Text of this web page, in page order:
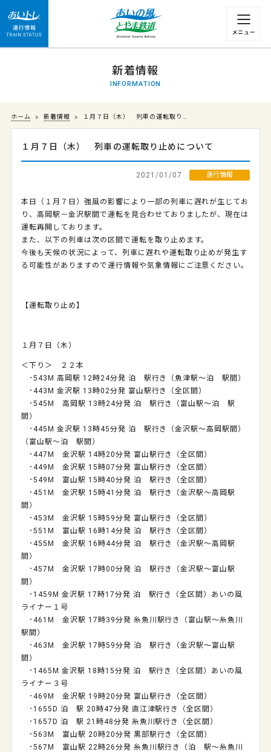
運行情報 列車の遅れ情報等についてはこちら
新着情報
INFORMATION
ホーム 新着情報 １月７日（木） 列車の運転取り…
１月７日（木） 列車の運転取り止めについて
2021/01/07 運行情報
本日（１月７日）強風の影響により一部の列車に遅れが生じてお
り、高岡駅－金沢駅間で運転を見合わせておりましたが、現在は
運転再開しております。
また、以下の列車は次の区間で運転を取り止めます。
今後も天候の状況によって、列車に遅れや運転取り止めが発生す
る可能性がありますので運行情報や気象情報にご注意ください。
【運転取り止め】
１月７日（木）
＜下り＞ ２２本
･543M 高岡駅 12時24分発 泊 駅行き（魚津駅～泊 駅間）
･443M 金沢駅 13時02分発 富山駅行き（全区間）
･545M 高岡駅 13時24分発 泊 駅行き（富山駅～泊 駅
間）
･445M 金沢駅 13時45分発 泊 駅行き（金沢駅～高岡駅間）
（富山駅～泊 駅間）
･447M 金沢駅 14時20分発 富山駅行き（全区間）
･449M 金沢駅 15時07分発 富山駅行き（全区間）
･549M 富山駅 15時40分発 泊 駅行き（全区間）
･451M 金沢駅 15時41分発 泊 駅行き（金沢駅～高岡駅
間）
･453M 金沢駅 15時59分発 富山駅行き（全区間）
･551M 富山駅 16時14分発 泊 駅行き（全区間）
･455M 金沢駅 16時44分発 泊 駅行き（金沢駅～高岡駅
間）
･457M 金沢駅 17時00分発 泊 駅行き（金沢駅～富山駅
間）
･1459M 金沢駅 17時17分発 泊 駅行き（全区間）あいの風
ライナー１号
･461M 金沢駅 17時39分発 糸魚川駅行き（富山駅～糸魚川
駅間）
･463M 金沢駅 17時59分発 泊 駅行き（金沢駅～富山駅
間）
･1465M 金沢駅 18時15分発 泊 駅行き（全区間）あいの風
ライナー３号
･469M 金沢駅 19時20分発 富山駅行き（全区間）
･1655D 泊 駅 20時47分発 直江津駅行き（全区間）
･1657D 泊 駅 21時48分発 糸魚川駅行き（全区間）
･563M 富山駅 20時20分発 黒部駅行き（全区間）
･567M 富山駅 22時26分発 糸魚川駅行き（泊 駅～糸魚川